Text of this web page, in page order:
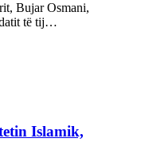
Bujar Osmani,
të tij…
Islamik,